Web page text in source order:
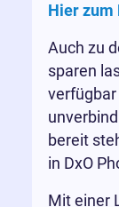
Hier zum
Auch zu
sparen
verfügbar
bereit
in DxO
Mit einer